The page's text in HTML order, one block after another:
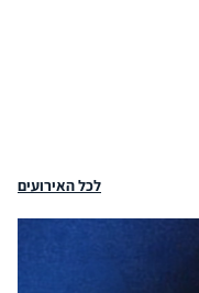
לכל האירועים